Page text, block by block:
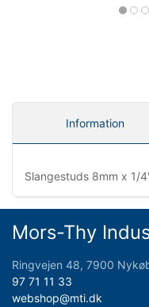
Information
Slangestuds 8mm x 1/
Mors-Thy
Ringvejen 48, 7900
97 71 11 33
webshop@mti.dk